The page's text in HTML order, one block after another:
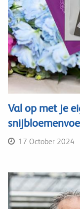
Val op met je
17 October 2024